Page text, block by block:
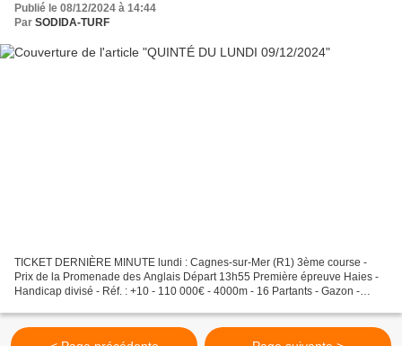
Publié le 08/12/2024 à 14:44
Par SODIDA-TURF
TICKET DERNIÈRE MINUTE lundi : Cagnes-sur-Mer (R1) 3ème course -
Prix de la Promenade des Anglais Départ 13h55 Première épreuve Haies -
Handicap divisé - Réf. : +10 - 110 000€ - 4000m - 16 Partants - Gazon -